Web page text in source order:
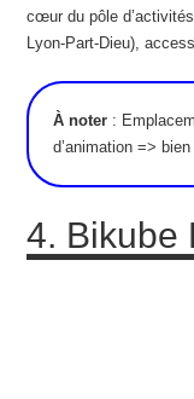
cœur du pôle
Lyon‑Part‑Dieu),
À noter :
d’animation =>
4. Bikube